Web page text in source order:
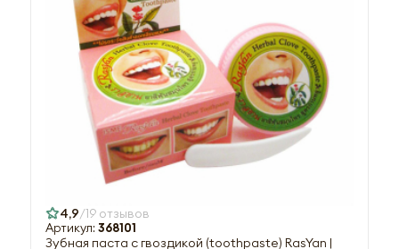
4,9 19 отзывов
Артикул: 368101
Зубная паста с гвоздикой (toothpaste) RasYan |